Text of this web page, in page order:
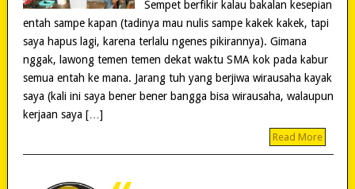
Sempet berfikir kalau bakalan kesepian
entah sampe kapan (tadinya mau nulis sampe kakek kakek, tapi
saya hapus lagi, karena terlalu ngenes pikirannya). Gimana
nggak, lawong temen temen dekat waktu SMA kok pada kabur
semua entah ke mana. Jarang tuh yang berjiwa wirausaha kayak
saya (kali ini saya bener bener bangga bisa wirausaha, walaupun
kerjaan saya […]
Read More